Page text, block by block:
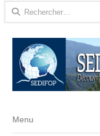
Rechercher :
Menu
Menu